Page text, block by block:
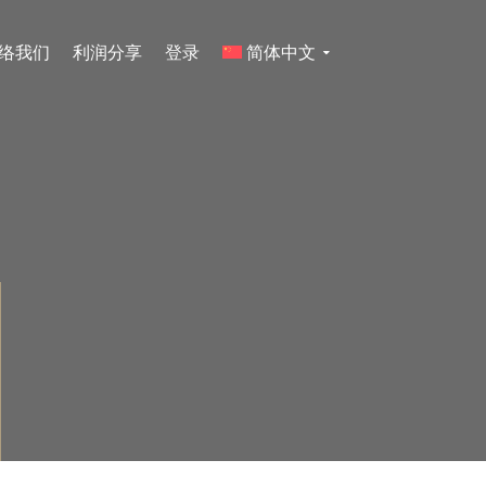
我们 利润分享 登录 简体中文